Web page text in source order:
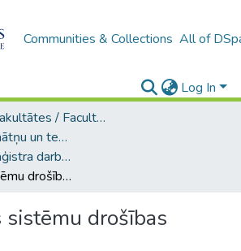
Communities & Collections All of
Log In
B4 – LU fakultātes / Faculties of the UL
A -- Eksakto zinātņu un tehnoloģiju fakultāte / Faculty of Science and Technology
Bakalaura un maģistra darbi (EZTF) / Bachelor's and Master's theses
Informācijas sistēmu drošības pārvaldība
sistēmu drošības